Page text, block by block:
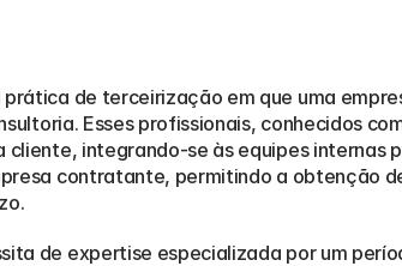
de terceirização em que uma
Esses profissionais, conhecidos
integrando-se às equipes internas
contratante, permitindo a obtenção
de expertise especializada por um